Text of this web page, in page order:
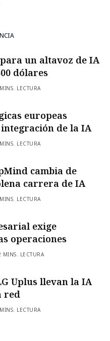
un altavoz de IA
dólares
LECTURA
europeas
de la IA
LECTURA
cambia de
carrera de IA
LECTURA
exige
operaciones
MINS. LECTURA
Uplus llevan la IA
red
LECTURA